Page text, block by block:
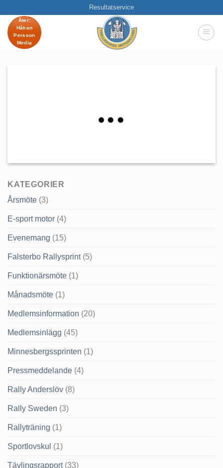
content
Resultatservice
Åter:
Håkan
Persson
Media
KATEGORIER
Årsmöte (3)
E-sport motor (4)
Evenemang (15)
Falsterbo Rallysprint(5)
Funktionärsmöte (1)
Månadsmöte (1)
Medlemsinformation (20)
Medlemsinlägg (45)
Minnesbergssprinten (1)
Pressmeddelande (4)
Rally Anderslöv (8)
Rally Sweden (3)
Rallyträning (1)
Sportlovskul (1)
Tävlingsrapport(33)